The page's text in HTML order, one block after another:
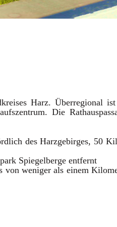
Harz. Überregional
Die
des Harzgebirges, 50
Spiegelberge entfernt
weniger als einem